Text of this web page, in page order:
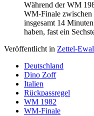
Während der WM
WM-Finale zwischen
insgesamt 14
haben, fast ein
Veröffentlicht in Zettel-
Deutschland
Dino Zoff
Italien
Rückpassregel
WM 1982
WM-Finale